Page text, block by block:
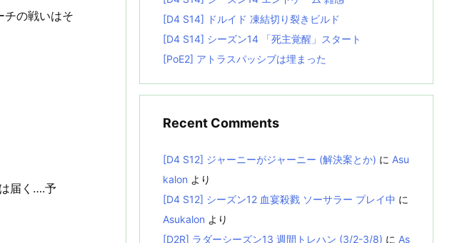
チの戦いはそ
届く….予
[D4 S14] ドルイド 凍結切り裂きビルド
[D4 S14] シーズン14 「死主覚醒」スタート
[PoE2] アトラスパッシブは埋まった
Recent Comments
[D4 S12] ジャーニーがジャーニー (解決案とか) に Asu
kalon より
[D4 S12] シーズン12 血宴殺戮 ソーサラー プレイ中 に
Asukalon より
[D2R] ラダーシーズン13 週間トレハン (3/2-3/8) に As